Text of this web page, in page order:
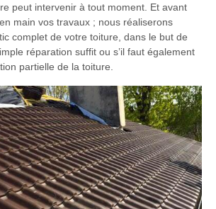
peut intervenir à tout moment. Et avant
main vos travaux ; nous réaliserons
complet de votre toiture, dans le but de
réparation suffit ou s’il faut également
partielle de la toiture.